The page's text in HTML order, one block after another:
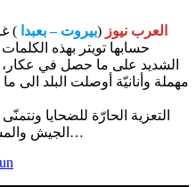
العرب نيوز (بيروت – بعبدا )
حسابها تويتر بهذه
الشديد على ما حصل في
مهملة وأنانيّة أوصلت البلد الى
التعزية الحارّة للضحايا
الجيش والمسعفين والطاقم الطبّي والتمريضي…